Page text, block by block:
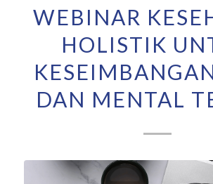
WEBINAR
HOLISTIK
DAN MENTAL